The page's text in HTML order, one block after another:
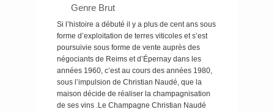
Genre Brut
Cœur de
cuvée.
L'équilibre des
grands
champagnes
avec son
assemblage
Si l’histoire a débuté il y a plus de cent ans sous
forme d’exploitation de terres viticoles et s’est
poursuivie sous forme de vente auprès des
négociants de Reims et d’Épernay dans les
années 1960, c’est au cours des années 1980,
sous l’impulsion de Christian Naudé, que la
maison décide de réaliser la champagnisation
de ses vins .Le Champagne Christian Naudé